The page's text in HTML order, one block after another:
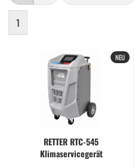
1
NEU
RETTER RTC-545
Klimaservicegerät